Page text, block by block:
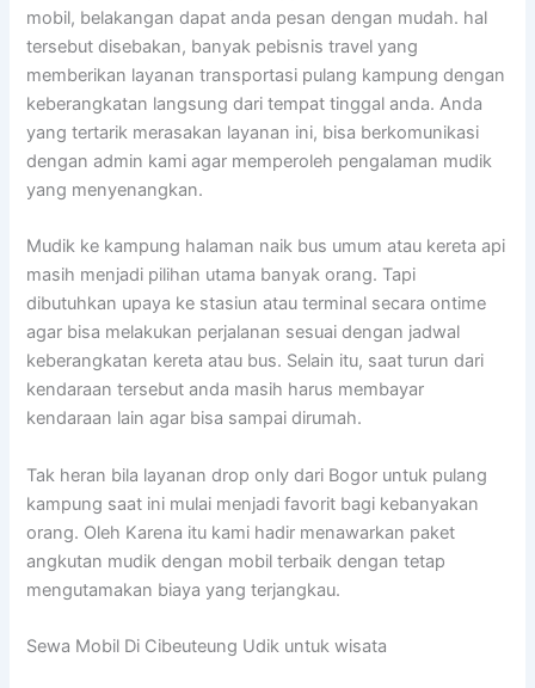
mobil, belakangan dapat anda pesan dengan mudah. hal
tersebut disebakan, banyak pebisnis travel yang
memberikan layanan transportasi pulang kampung dengan
keberangkatan langsung dari tempat tinggal anda. Anda
yang tertarik merasakan layanan ini, bisa berkomunikasi
dengan admin kami agar memperoleh pengalaman mudik
yang menyenangkan.
Mudik ke kampung halaman naik bus umum atau kereta api
masih menjadi pilihan utama banyak orang. Tapi
dibutuhkan upaya ke stasiun atau terminal secara ontime
agar bisa melakukan perjalanan sesuai dengan jadwal
keberangkatan kereta atau bus. Selain itu, saat turun dari
kendaraan tersebut anda masih harus membayar
kendaraan lain agar bisa sampai dirumah.
Tak heran bila layanan drop only dari Bogor untuk pulang
kampung saat ini mulai menjadi favorit bagi kebanyakan
orang. Oleh Karena itu kami hadir menawarkan paket
angkutan mudik dengan mobil terbaik dengan tetap
mengutamakan biaya yang terjangkau.
Sewa Mobil Di Cibeuteung Udik untuk wisata